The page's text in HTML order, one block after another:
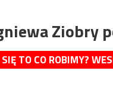
Ziobry
TO CO ROBIMY?